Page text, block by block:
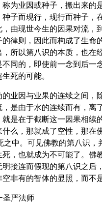
为业因或种子，搬出来的
子而现行，现行而种子，
由现世今生的因果对流，
律则，因此而构成了生命
所以第八识的本质，也在
同的，即使前一念到后一
死的可能。
业因与业果的连续之间，
是由于水的连续而有，离
是在于截断这一因果相续
么，那就成了空性，那在
之中。可见佛教的第八识
，也就成为不可能了。佛
接连而假现的第八识之后
非有的智体的显照，而不
严法师